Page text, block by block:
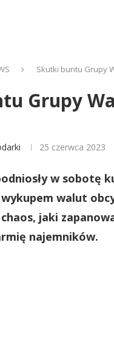
Skutki buntu Grupy
Grupy
25 czerwca 2023
w sobotę
walut
jaki
najemników.